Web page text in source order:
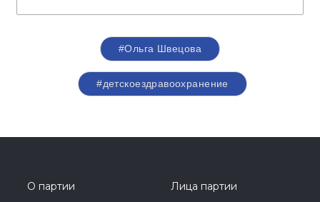
#Ольга Швецова
#детскоездравоохранение
О партии
Лица партии